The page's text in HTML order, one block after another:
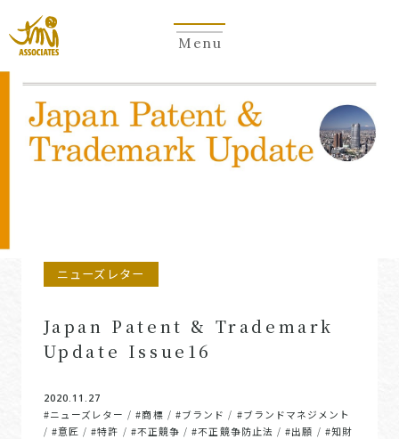
Menu
ニューズレター
Japan Patent & Trademark
Update Issue16
2020.11.27
#ニューズレター /#商標 / #ブランド / #ブランドマネジメント
/ #意匠 /#特許 / #不正競争 /#不正競争防止法 /#出願 / #知財